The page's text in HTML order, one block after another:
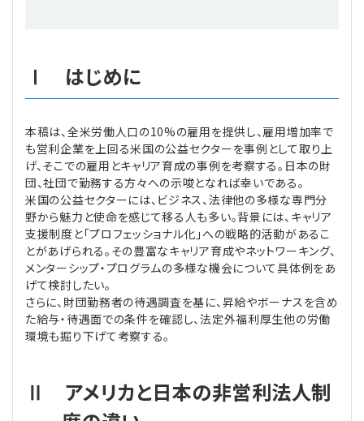
【連載】非営利法人AtoZei
【連載】AI活用のすすめ
【連載】IT実務一問一答
Ⅰ はじめに
本稿は、全米労働人口の10%の雇用を提供し、雇用増加率で
も営利企業を上回る米国の公益セクターを事例として取り上
げ、そこでの雇用とキャリア育成の事例を考察する。日本の財
団、社団で勤務する方々への示唆となれば幸いである。
米国の公益セクターには、ビジネス、法律他の多様な専門分
野から魅力と使命を感じて移る人も多い。背景には、キャリア
支援制度と「プロフェッショナル化」への戦略的活動があるこ
とがあげられる。その豊富なキャリア育成やネットワーキング、
メンターシップ・プログラムの多様な機会について具体例をあ
げて検討したい。
さらに、財団勤務者の待遇調査を基に、昇給やボーナスを含め
た給与・待遇面での条件を確認し、法定外福利厚生他の労働
環境も掘り下げて考察する。
Ⅱ アメリカと日本の非営利法人制